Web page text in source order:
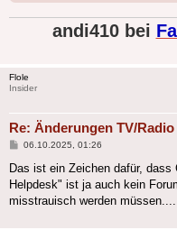
andi410 bei
Flole
Insider
Re: Änderungen TV/Radio
Beitrag
06.10.2025, 01:26
Das ist ein Zeichen dafür,
Helpdesk" ist ja auch kein
misstrauisch werden müssen....